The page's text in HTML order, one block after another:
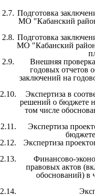
2.7. Подготовка
МО "Кабанский
2.8. Подготовка
МО "Кабанский
2.9.
Внешняя
годовых отчетов
заключений на
2.10.
Экспертиза в
решений о бюджете
том числе
2.11.
Экспертиза
2.12.
Экспертиза
2.13.
Финансово-
правовых актов
обоснований) в
2.14.